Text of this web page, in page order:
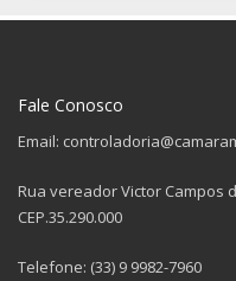
Fale Conosco
Email:
Rua vereador Victor Campos
CEP.35.290.000
Telefone: (33) 9 9982-7960